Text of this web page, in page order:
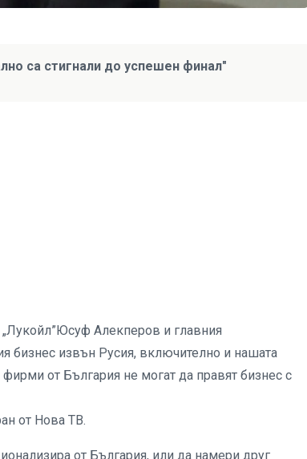
са стигнали до успешен финал"
Алекперов и главния
бизнес извън Русия, включително и нашата
от България не могат да правят бизнес с
от Нова ТВ.
от България, или да намери друг